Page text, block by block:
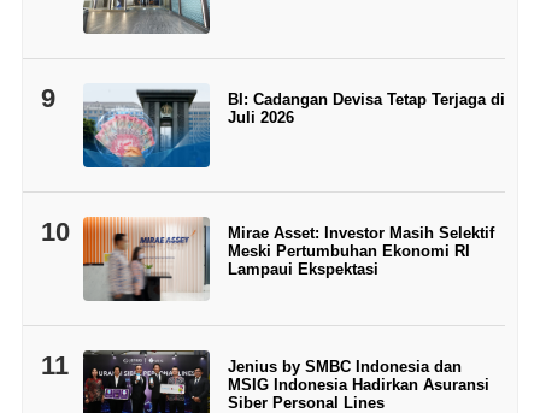
9
BI: Cadangan Devisa Tetap Terjaga di
Juli 2026
10
Mirae Asset: Investor Masih Selektif
Meski Pertumbuhan Ekonomi RI
Lampaui Ekspektasi
11
Jenius by SMBC Indonesia dan
MSIG Indonesia Hadirkan Asuransi
Siber Personal Lines